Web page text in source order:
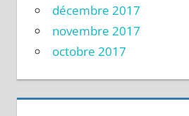
décembre 2017
novembre 2017
octobre 2017